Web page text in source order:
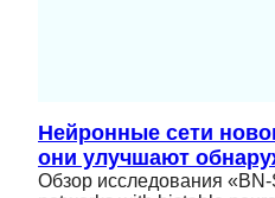
Нейронные сети
они улучшают
Обзор исследования